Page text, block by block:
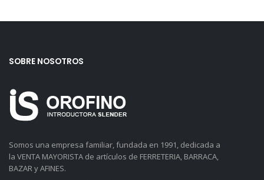
SOBRE NOSOTROS
Somos una empresa familiar, fundada en 1991, dedicada a
la VENTA MAYORISTA de artículos de FERRETERIA, BARRACA,
BAZAR y AFINES.